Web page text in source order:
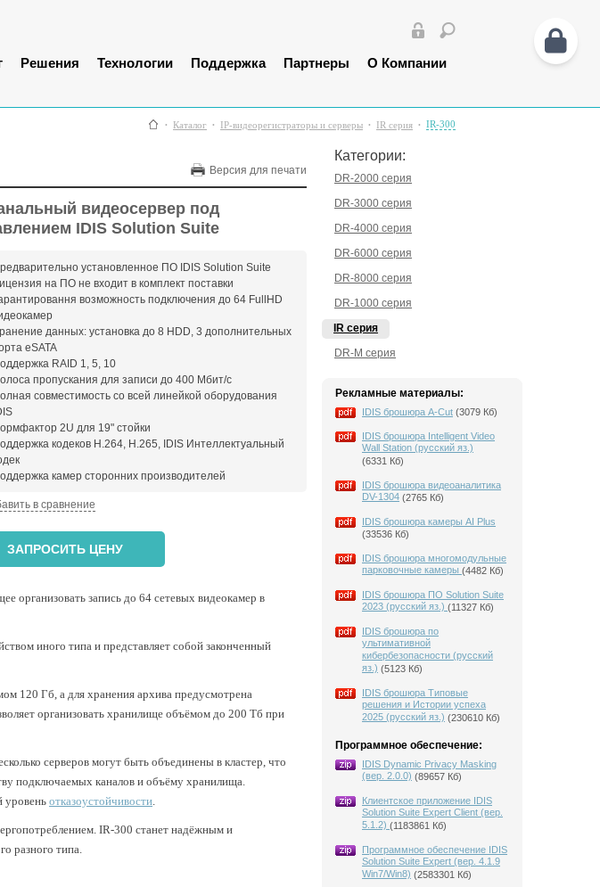
Решения Технологии Поддержка Партнеры О Компании
Каталог IP-видеорегистраторы и серверы IR серия IR-300
Категории:
DR-2000 серия
DR-3000 серия
DR-4000 серия
DR-6000 серия
DR-8000 серия
DR-1000 серия
IR серия
DR-M серия
Рекламные материалы:
IDIS брошюра A-Cut (3079 Кб)
IDIS брошюра Intelligent Video
Wall Station (русский яз.)
(6331 Кб)
IDIS брошюра видеоаналитика
DV-1304 (2765 Кб)
IDIS брошюра камеры AI Plus
(33536 Кб)
IDIS брошюра многомодульные
парковочные камеры (4482 Кб)
IDIS брошюра ПО Solution Suite
2023 (русский яз.) (11327 Кб)
IDIS брошюра по
ультимативной
кибербезопасности (русский
яз.) (5123 Кб)
IDIS брошюра Типовые
решения и Истории успеха
2025 (русский яз.) (230610 Кб)
Программное обеспечение:
IDIS Dynamic Privacy Masking
(вер. 2.0.0) (89657 Кб)
Клиентское приложение IDIS
Solution Suite Expert Client (вер.
5.1.2) (1183861 Кб)
Программное обеспечение IDIS
Solution Suite Expert (вер. 4.1.9
Win7/Win8) (2583301 Кб)
Версия для печати
видеосервер под
IDIS Solution Suite
установленное ПО IDIS Solution Suite
на ПО не входит в комплект поставки
возможность подключения до 64 FullHD
данных: установка до 8 HDD, 3 дополнительных
eSATA
RAID 1, 5, 10
пропускания для записи до 400 Мбит/c
совместимость со всей линейкой оборудования
2U для 19" стойки
кодеков H.264, H.265, IDIS Интеллектуальный
камер сторонних производителей
в сравнение
ЗАПРОСИТЬ ЦЕНУ
организовать запись до 64 сетевых видеокамер в
иного типа и представляет собой законченный
120 Гб, а для хранения архива предусмотрена
организовать хранилище объёмом до 200 Тб при
серверов могут быть объединены в кластер, что
подключаемых каналов и объёму хранилища.
уровень отказоустойчивости.
IR-300 станет надёжным и
разного типа.